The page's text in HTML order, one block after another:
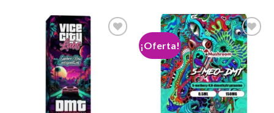
¡Oferta!
Add to
wishlist